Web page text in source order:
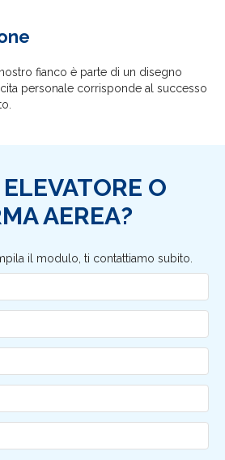
fianco è parte di un disegno
personale corrisponde al successo
O
AEREA?
il modulo, ti contattiamo subito.